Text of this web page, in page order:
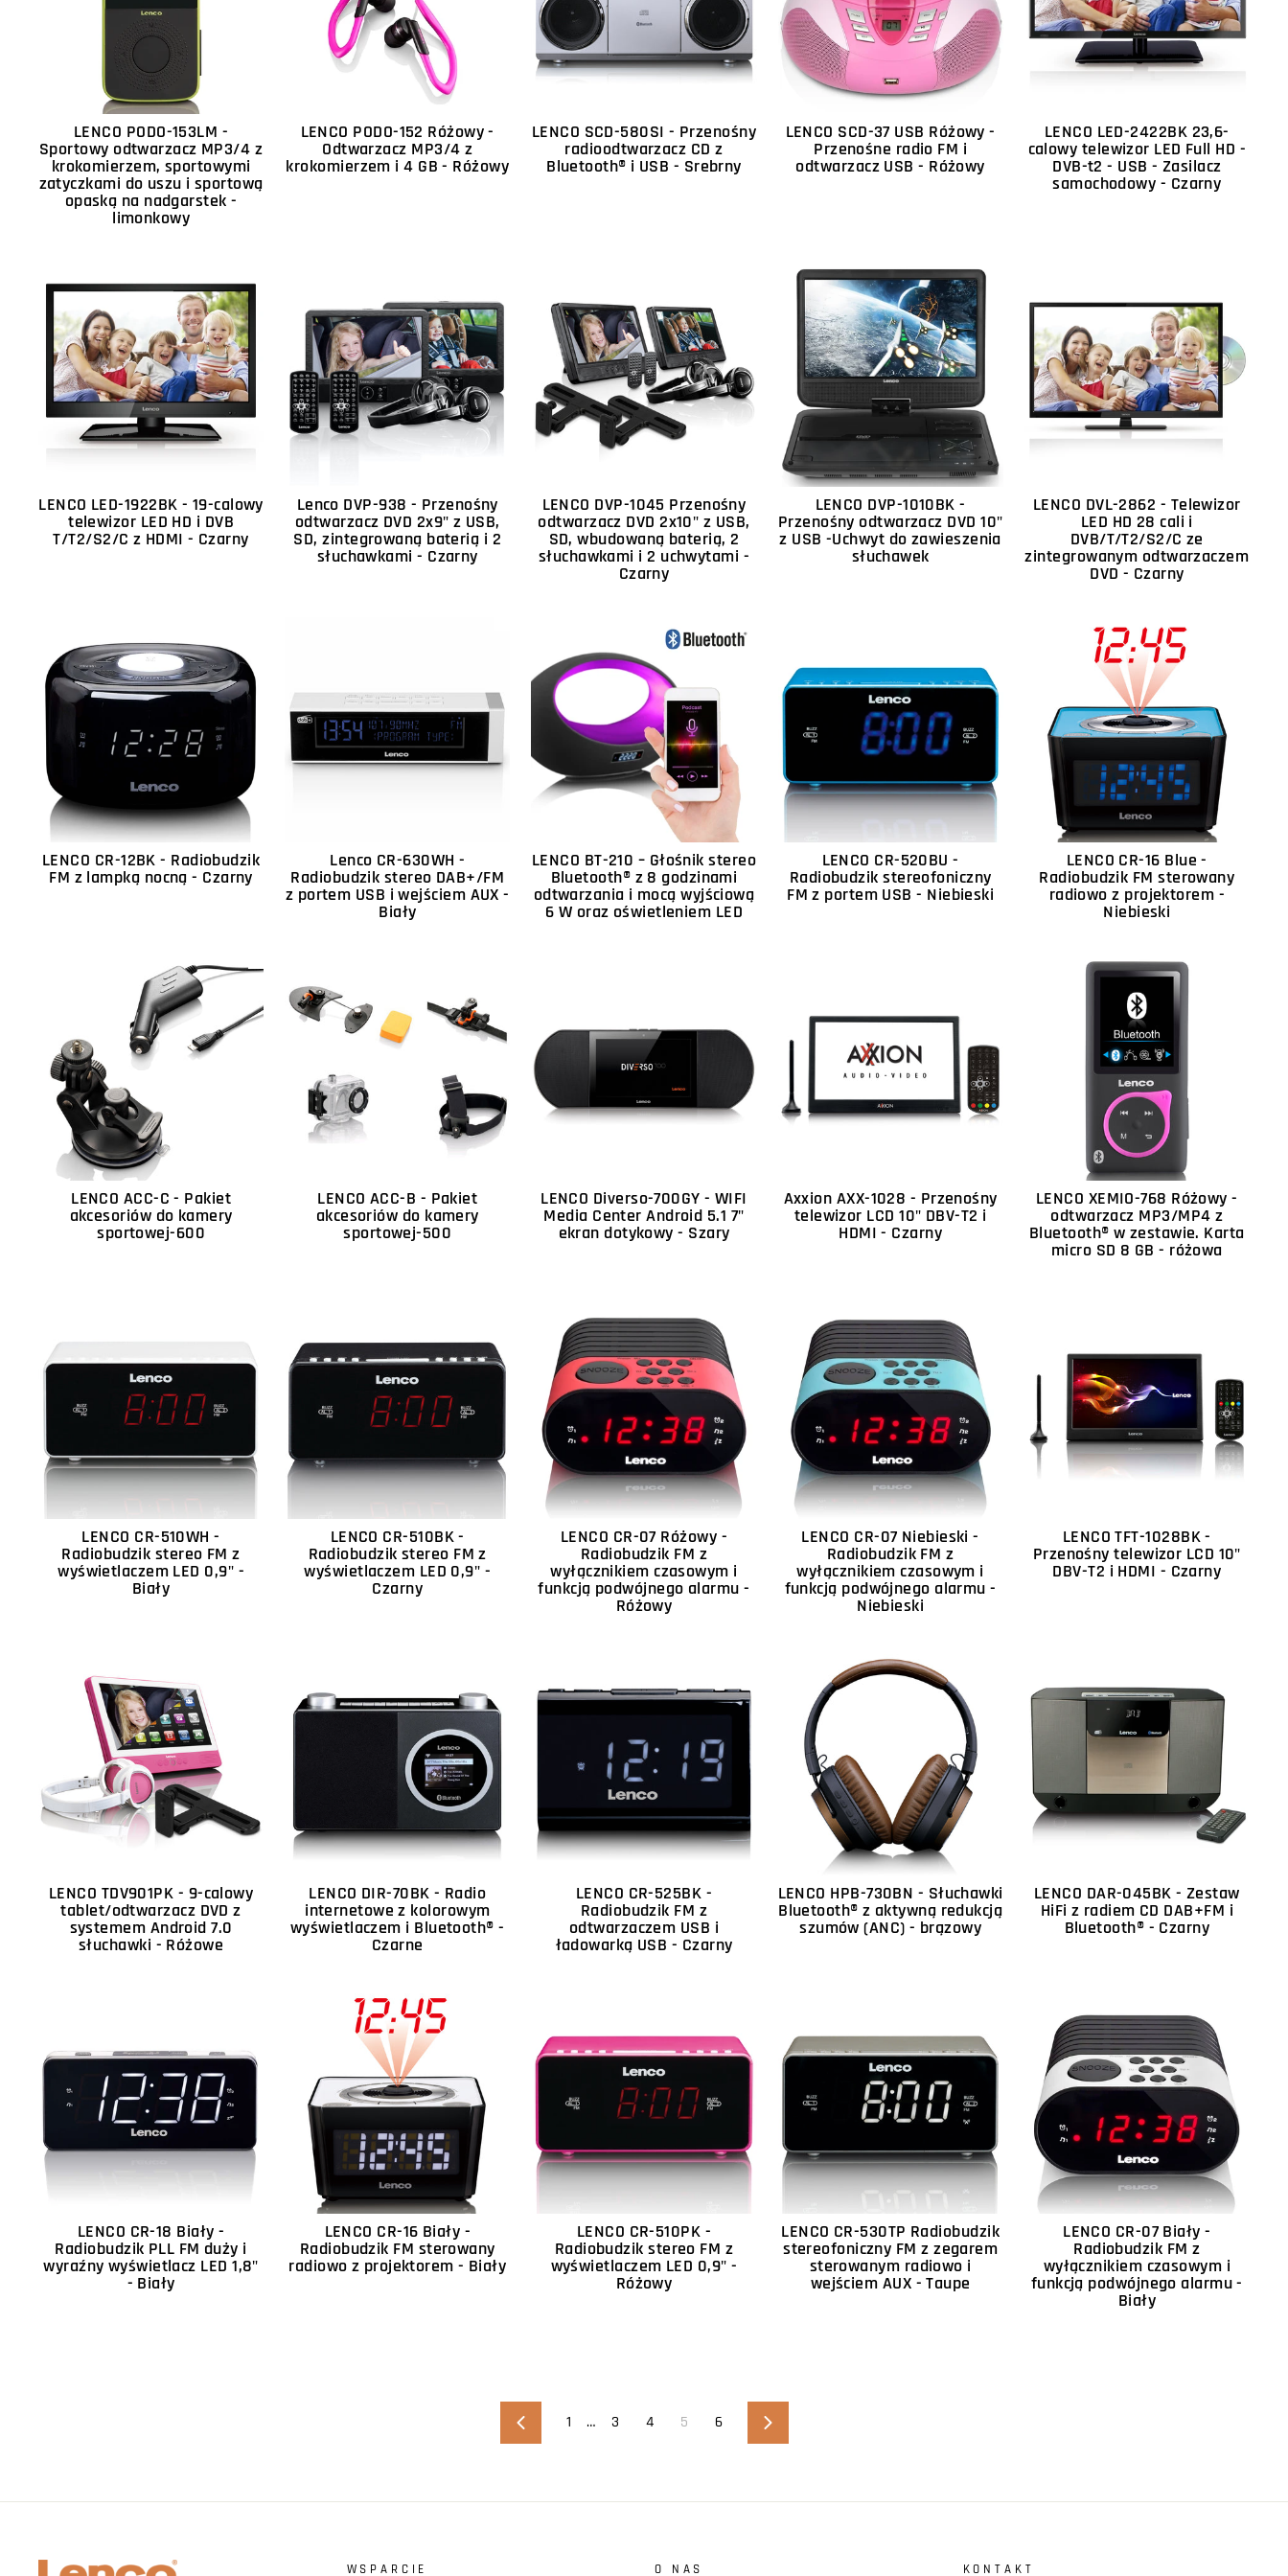
LENCO PODO-153LM -
Sportowy odtwarzacz MP3/4 z
krokomierzem, sportowymi
zatyczkami do uszu i sportową
opaską na nadgarstek -
limonkowy
LENCO PODO-152 Różowy -
Odtwarzacz MP3/4 z
krokomierzem i 4 GB - Różowy
LENCO SCD-580SI - Przenośny
radioodtwarzacz CD z
Bluetooth® i USB - Srebrny
LENCO SCD-37 USB Różowy -
Przenośne radio FM i
odtwarzacz USB - Różowy
LENCO LED-2422BK 23,6-
calowy telewizor LED Full HD -
DVB-t2 - USB - Zasilacz
samochodowy - Czarny
LENCO LED-1922BK - 19-calowy
telewizor LED HD i DVB
T/T2/S2/C z HDMI - Czarny
Lenco DVP-938 - Przenośny
odtwarzacz DVD 2x9" z USB,
SD, zintegrowaną baterią i 2
słuchawkami - Czarny
LENCO DVP-1045 Przenośny
odtwarzacz DVD 2x10" z USB,
SD, wbudowaną baterią, 2
słuchawkami i 2 uchwytami -
Czarny
LENCO DVP-1010BK -
Przenośny odtwarzacz DVD 10"
z USB -Uchwyt do zawieszenia
słuchawek
LENCO DVL-2862 - Telewizor
LED HD 28 cali i
DVB/T/T2/S2/C ze
zintegrowanym odtwarzaczem
DVD - Czarny
LENCO CR-12BK - Radiobudzik
FM z lampką nocną - Czarny
Lenco CR-630WH -
Radiobudzik stereo DAB+/FM
z portem USB i wejściem AUX -
Biały
LENCO BT-210 – Głośnik stereo
Bluetooth® z 8 godzinami
odtwarzania i mocą wyjściową
6 W oraz oświetleniem LED
LENCO CR-520BU -
Radiobudzik stereofoniczny
FM z portem USB - Niebieski
LENCO CR-16 Blue -
Radiobudzik FM sterowany
radiowo z projektorem -
Niebieski
LENCO ACC-C - Pakiet
akcesoriów do kamery
sportowej-600
LENCO ACC-B - Pakiet
akcesoriów do kamery
sportowej-500
LENCO Diverso-700GY - WIFI
Media Center Android 5.1 7"
ekran dotykowy - Szary
Axxion AXX-1028 - Przenośny
telewizor LCD 10" DBV-T2 i
HDMI - Czarny
LENCO XEMIO-768 Różowy -
odtwarzacz MP3/MP4 z
Bluetooth® w zestawie. Karta
micro SD 8 GB - różowa
LENCO CR-510WH -
Radiobudzik stereo FM z
wyświetlaczem LED 0,9" -
Biały
LENCO CR-510BK -
Radiobudzik stereo FM z
wyświetlaczem LED 0,9" -
Czarny
LENCO CR-07 Różowy -
Radiobudzik FM z
wyłącznikiem czasowym i
funkcją podwójnego alarmu -
Różowy
LENCO CR-07 Niebieski -
Radiobudzik FM z
wyłącznikiem czasowym i
funkcją podwójnego alarmu -
Niebieski
LENCO TFT-1028BK -
Przenośny telewizor LCD 10"
DBV-T2 i HDMI - Czarny
LENCO TDV901PK - 9-calowy
tablet/odtwarzacz DVD z
systemem Android 7.0
słuchawki - Różowe
LENCO DIR-70BK - Radio
internetowe z kolorowym
wyświetlaczem i Bluetooth® -
Czarne
LENCO CR-525BK -
Radiobudzik FM z
odtwarzaczem USB i
ładowarką USB - Czarny
LENCO HPB-730BN - Słuchawki
Bluetooth® z aktywną redukcją
szumów (ANC) - brązowy
LENCO DAR-045BK - Zestaw
HiFi z radiem CD DAB+FM i
Bluetooth® - Czarny
LENCO CR-18 Biały -
Radiobudzik PLL FM duży i
wyraźny wyświetlacz LED 1,8"
- Biały
LENCO CR-16 Biały -
Radiobudzik FM sterowany
radiowo z projektorem - Biały
LENCO CR-510PK -
Radiobudzik stereo FM z
wyświetlaczem LED 0,9" -
Różowy
LENCO CR-530TP Radiobudzik
stereofoniczny FM z zegarem
sterowanym radiowo i
wejściem AUX - Taupe
LENCO CR-07 Biały -
Radiobudzik FM z
wyłącznikiem czasowym i
funkcją podwójnego alarmu -
Biały
Poprzedni
1 … 3 4 5 6 Następny
WSPARCIE O NAS KONTAKT